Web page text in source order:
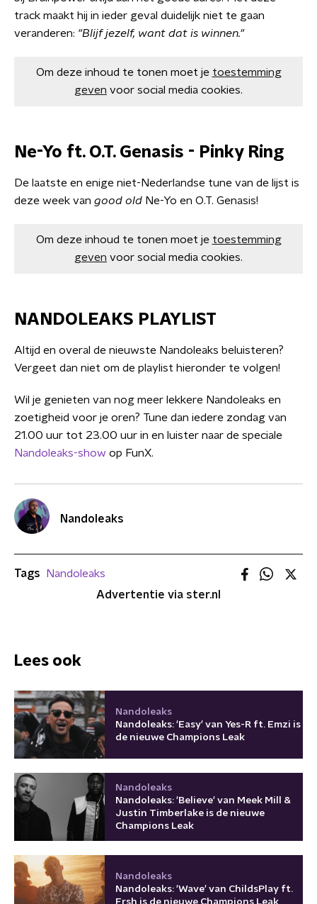
track maakt hij in ieder geval duidelijk niet te gaan
veranderen: "Blijf jezelf, want dat is winnen."
Om deze inhoud te tonen moet je toestemming
geven voor social media cookies.
Ne-Yo ft. O.T. Genasis - Pinky Ring
De laatste en enige niet-Nederlandse tune van de lijst is
deze week van good old Ne-Yo en O.T. Genasis!
Om deze inhoud te tonen moet je toestemming
geven voor social media cookies.
NANDOLEAKS PLAYLIST
Altijd en overal de nieuwste Nandoleaks beluisteren?
Vergeet dan niet om de playlist hieronder te volgen!
Wil je genieten van nog meer lekkere Nandoleaks en
zoetigheid voor je oren? Tune dan iedere zondag van
21.00 uur tot 23.00 uur in en luister naar de speciale
Nandoleaks-show op FunX.
Nandoleaks
Tags
Nandoleaks
Advertentie via ster.nl
Lees ook
Nandoleaks
Nandoleaks: 'Easy' van Yes-R ft. Emzi is
de nieuwe Champions Leak
Nandoleaks
Nandoleaks: 'Believe' van Meek Mill &
Justin Timberlake is de nieuwe
Champions Leak
Nandoleaks
Nandoleaks: 'Wave' van ChildsPlay ft.
Frsh is de nieuwe Champions Leak